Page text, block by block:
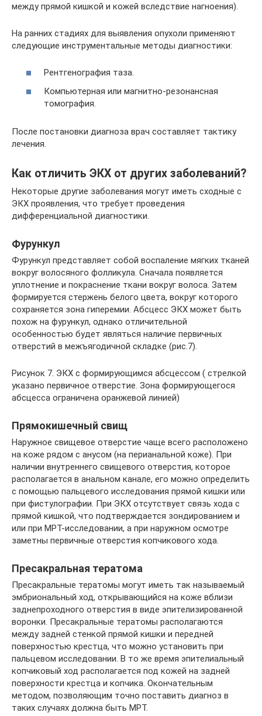
между прямой кишкой и кожей вследствие нагноения).
На ранних стадиях для выявления опухоли применяют
следующие инструментальные методы диагностики:
Рентгенография таза.
Компьютерная или магнитно-резонансная
томография.
После постановки диагноза врач составляет тактику
лечения.
Как отличить ЭКХ от других заболеваний?
Некоторые другие заболевания могут иметь сходные с
ЭКХ проявления, что требует проведения
дифференциальной диагностики.
Фурункул
Фурункул представляет собой воспаление мягких тканей
вокруг волосяного фолликула. Сначала появляется
уплотнение и покраснение ткани вокруг волоса. Затем
формируется стержень белого цвета, вокруг которого
сохраняется зона гиперемии. Абсцесс ЭКХ может быть
похож на фурункул, однако отличительной
особенностью будет являться наличие первичных
отверстий в межъягодичной складке (рис.7).
Рисунок 7. ЭКХ с формирующимся абсцессом ( стрелкой
указано первичное отверстие. Зона формирующегося
абсцесса ограничена оранжевой линией)
Прямокишечный свищ
Наружное свищевое отверстие чаще всего расположено
на коже рядом с анусом (на перианальной коже). При
наличии внутреннего свищевого отверстия, которое
располагается в анальном канале, его можно определить
с помощью пальцевого исследования прямой кишки или
при фистулографии. При ЭКХ отсутствует связь хода с
прямой кишкой, что подтверждается зондированием и
или при МРТ-исследовании, а при наружном осмотре
заметны первичные отверстия копчикового хода.
Пресакральная тератома
Пресакральные тератомы могут иметь так называемый
эмбриональный ход, открывающийся на коже вблизи
заднепроходного отверстия в виде эпителизированной
воронки. Пресакральные тератомы располагаются
между задней стенкой прямой кишки и передней
поверхностью крестца, что можно установить при
пальцевом исследовании. В то же время эпителиальный
копчиковый ход располагается под кожей на задней
поверхности крестца и копчика. Окончательным
методом, позволяющим точно поставить диагноз в
таких случаях должна быть МРТ.